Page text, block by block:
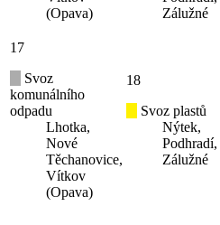
(Opava)
Zálužné
17
Svoz
komunálního
odpadu
Lhotka,
Nové
Těchanovice,
Vítkov
(Opava)
18
Svoz plastů
Nýtek,
Podhradí,
Zálužné